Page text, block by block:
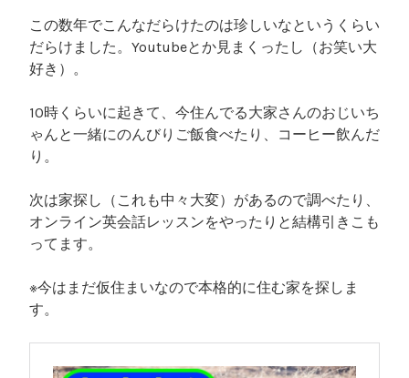
この数年でこんなだらけたのは珍しいなというくらい
だらけました。Youtubeとか見まくったし（お笑い大
好き）。
10時くらいに起きて、今住んでる大家さんのおじいち
ゃんと一緒にのんびりご飯食べたり、コーヒー飲んだ
り。
次は家探し（これも中々大変）があるので調べたり、
オンライン英会話レッスンをやったりと結構引きこも
ってます。
※今はまだ仮住まいなので本格的に住む家を探しま
す。